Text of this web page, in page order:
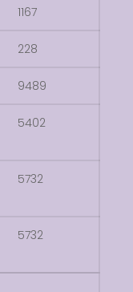
1167
228
9489
5402
5732
5732